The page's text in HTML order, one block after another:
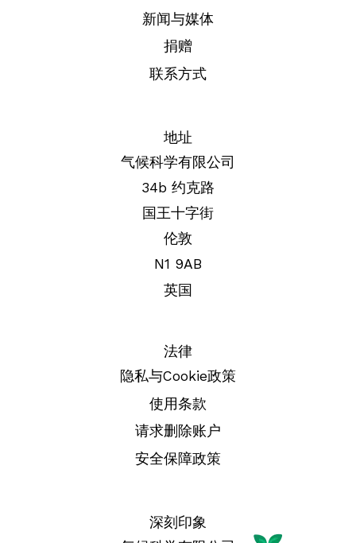
新闻与媒体
捐赠
联系方式
地址
气候科学有限公司
34b 约克路
国王十字街
伦敦
N1 9AB
英国
法律
隐私与Cookie政策
使用条款
请求删除账户
安全保障政策
深刻印象